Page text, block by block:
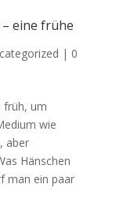
eine frühe
| 0
früh, um
wie
aber
Hänschen
man ein paar